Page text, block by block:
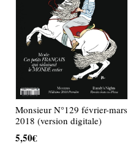
Monsieur N°129 février-mars
2018 (version digitale)
5,50€